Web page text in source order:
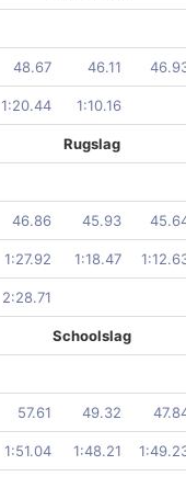
48.67 46.11
1:20.44 1:10.16
Rugslag
46.86 45.93
1:27.92 1:18.47
2:28.71
Schoolslag
57.61 49.32
1:51.04 1:48.21